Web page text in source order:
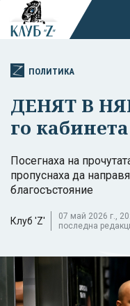
ПОЛИТИКА
ДЕНЯТ В
го кабинета
Посегнаха на
пропуснаха да
благосъстояние
Клуб 'Z'
07 май 2026 г.,
последна